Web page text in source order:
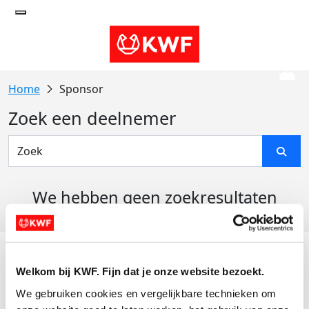
Welkom bij KWF. Fijn dat je onze website bezoekt.
We gebruiken cookies en vergelijkbare technieken om
Sponsor
Zoek een deelnemer
We hebben geen zoekresultaten
Actiematerialen
Evenementen